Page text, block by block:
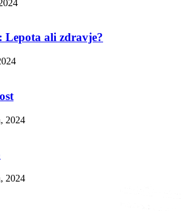
ali zdravje?
2024
2024